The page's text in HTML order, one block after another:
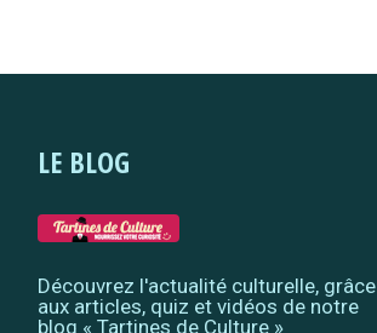
LE BLOG
Découvrez l'actualité culturelle, grâce
aux articles, quiz et vidéos de notre
blog « Tartines de Culture »